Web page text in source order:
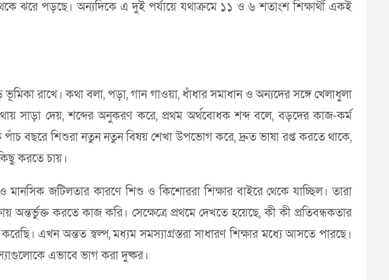
থেকে ঝরে পড়ছে। অন্যদিকে এ দুই পর্যায়ে যথাক্রমে ১১ ও ৬ শতাংশ শিক্ষার্থী একই
রাখে। কথা বলা, পড়া, গান গাওয়া, ধাঁধার সমাধান ও অন্যদের সঙ্গে খেলাধুলা
সাড়া দেয়, শব্দের অনুকরণ করে, প্রথম অর্থবোধক শব্দ বলে, বড়দের কাজ-কর্ম
বছরে শিশুরা নতুন নতুন বিষয় শেখা উপভোগ করে, দ্রুত ভাষা রপ্ত করতে থাকে,
করতে চায়।
জটিলতার কারণে শিশু ও কিশোররা শিক্ষার বাইরে থেকে যাচ্ছিল। তারা
করতে কাজ করি। সেক্ষেত্রে প্রথমে দেখতে হয়েছে, কী কী প্রতিবন্ধকতার
এখন অন্তত স্বল্প, মধ্যম সমস্যাগ্রস্তরা সাধারণ শিক্ষার মধ্যে আসতে পারছে।
এভাবে ভাগ করা দুষ্কর।